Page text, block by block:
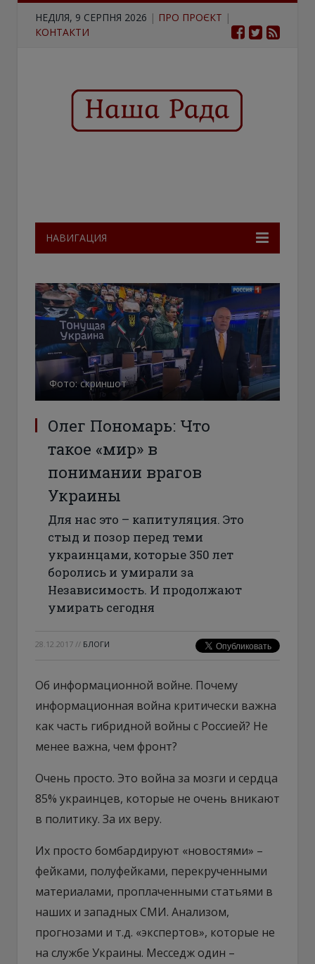
НЕДІЛЯ, 9 СЕРПНЯ 2026 | ПРО ПРОЄКТ |
КОНТАКТИ
НАВИГАЦИЯ
Фото: скриншот
Олег Пономарь: Что
такое «мир» в
понимании врагов
Украины
Для нас это – капитуляция. Это
стыд и позор перед теми
украинцами, которые 350 лет
боролись и умирали за
Независимость. И продолжают
умирать сегодня
28.12.2017 // БЛОГИ
Об информационной войне. Почему
информационная война критически важна
как часть гибридной войны с Россией? Не
менее важна, чем фронт?
Очень просто. Это война за мозги и сердца
85% украинцев, которые не очень вникают
в политику. За их веру.
Их просто бомбардируют «новостями» –
фейками, полуфейками, перекрученными
материалами, проплаченными статьями в
наших и западных СМИ. Анализом,
прогнозами и т.д. «экспертов», которые не
на службе Украины. Месседж один –